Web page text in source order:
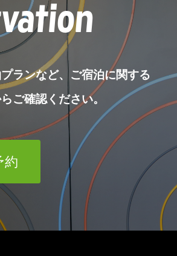
ランなど、ご宿泊に関する
ご確認ください。
約